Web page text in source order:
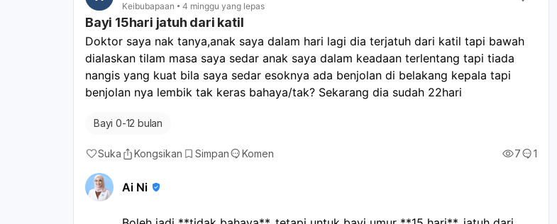
Keibubapaan 4 minggu yang lepas
Bayi 15hari jatuh dari katil
Doktor saya nak tanya,anak saya dalam hari lagi dia terjatuh dari katil tapi bawah
dialaskan tilam masa saya sedar anak saya dalam keadaan terlentang tapi tiada
nangis yang kuat bila saya sedar esoknya ada benjolan di belakang kepala tapi
benjolan nya lembik tak keras bahaya/tak? Sekarang dia sudah 22hari
Bayi 0-12 bulan
Suka Kongsikan Simpan Komen 7 1
Ai Ni